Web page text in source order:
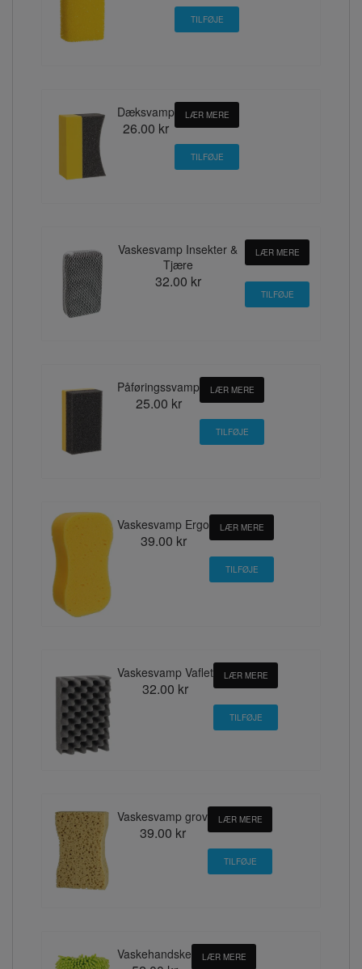
Dæksvamp
26.00 kr
LÆR MERE
Vaskesvamp Insekter &
Tjære
32.00 kr
LÆR MERE
Påføringssvamp
25.00 kr
LÆR MERE
Vaskesvamp Ergo
39.00 kr
LÆR MERE
Vaskesvamp Vaflet
32.00 kr
LÆR MERE
Vaskesvamp grov
39.00 kr
LÆR MERE
Vaskehandske LÆR MERE